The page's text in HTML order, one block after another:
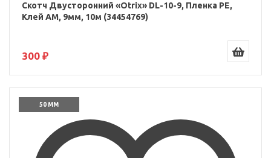
Скотч Двусторонний «Otrix» DL-10-9, Пленка PE,
Клей AM, 9мм, 10м (34454769)
300 ₽
50 ММ